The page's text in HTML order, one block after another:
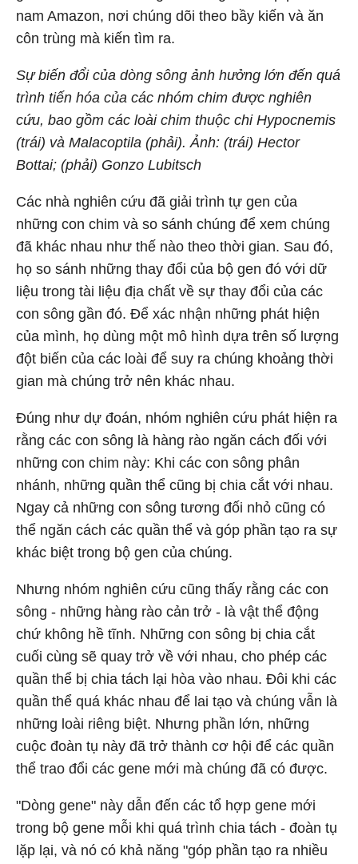
nam Amazon, nơi chúng dõi theo bầy kiến và ăn
côn trùng mà kiến tìm ra.
Sự biến đổi của dòng sông ảnh hưởng lớn đến quá
trình tiến hóa của các nhóm chim được nghiên
cứu, bao gồm các loài chim thuộc chi Hypocnemis
(trái) và Malacoptila (phải). Ảnh: (trái) Hector
Bottai; (phải) Gonzo Lubitsch
Các nhà nghiên cứu đã giải trình tự gen của
những con chim và so sánh chúng để xem chúng
đã khác nhau như thế nào theo thời gian. Sau đó,
họ so sánh những thay đổi của bộ gen đó với dữ
liệu trong tài liệu địa chất về sự thay đổi của các
con sông gần đó. Để xác nhận những phát hiện
của mình, họ dùng một mô hình dựa trên số lượng
đột biến của các loài để suy ra chúng khoảng thời
gian mà chúng trở nên khác nhau.
Đúng như dự đoán, nhóm nghiên cứu phát hiện ra
rằng các con sông là hàng rào ngăn cách đối với
những con chim này: Khi các con sông phân
nhánh, những quần thể cũng bị chia cắt với nhau.
Ngay cả những con sông tương đối nhỏ cũng có
thể ngăn cách các quần thể và góp phần tạo ra sự
khác biệt trong bộ gen của chúng.
Nhưng nhóm nghiên cứu cũng thấy rằng các con
sông - những hàng rào cản trở - là vật thể động
chứ không hề tĩnh. Những con sông bị chia cắt
cuối cùng sẽ quay trở về với nhau, cho phép các
quần thể bị chia tách lại hòa vào nhau. Đôi khi các
quần thể quá khác nhau để lai tạo và chúng vẫn là
những loài riêng biệt. Nhưng phần lớn, những
cuộc đoàn tụ này đã trở thành cơ hội để các quần
thể trao đổi các gene mới mà chúng đã có được.
"Dòng gene" này dẫn đến các tổ hợp gene mới
trong bộ gene mỗi khi quá trình chia tách - đoàn tụ
lặp lại, và nó có khả năng "góp phần tạo ra nhiều